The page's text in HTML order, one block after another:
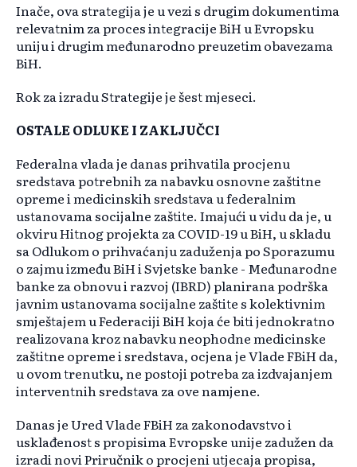
Inače, ova strategija je u vezi s drugim dokumentima
relevatnim za proces integracije BiH u Evropsku
uniju i drugim međunarodno preuzetim obavezama
BiH.
Rok za izradu Strategije je šest mjeseci.
OSTALE ODLUKE I ZAKLJUČCI
Federalna vlada je danas prihvatila procjenu
sredstava potrebnih za nabavku osnovne zaštitne
opreme i medicinskih sredstava u federalnim
ustanovama socijalne zaštite. Imajući u vidu da je, u
okviru Hitnog projekta za COVID-19 u BiH, u skladu
sa Odlukom o prihvaćanju zaduženja po Sporazumu
o zajmu između BiH i Svjetske banke - Međunarodne
banke za obnovu i razvoj (IBRD) planirana podrška
javnim ustanovama socijalne zaštite s kolektivnim
smještajem u Federaciji BiH koja će biti jednokratno
realizovana kroz nabavku neophodne medicinske
zaštitne opreme i sredstava, ocjena je Vlade FBiH da,
u ovom trenutku, ne postoji potreba za izdvajanjem
interventnih sredstava za ove namjene.
Danas je Ured Vlade FBiH za zakonodavstvo i
usklađenost s propisima Evropske unije zadužen da
izradi novi Priručnik o procjeni utjecaja propisa,